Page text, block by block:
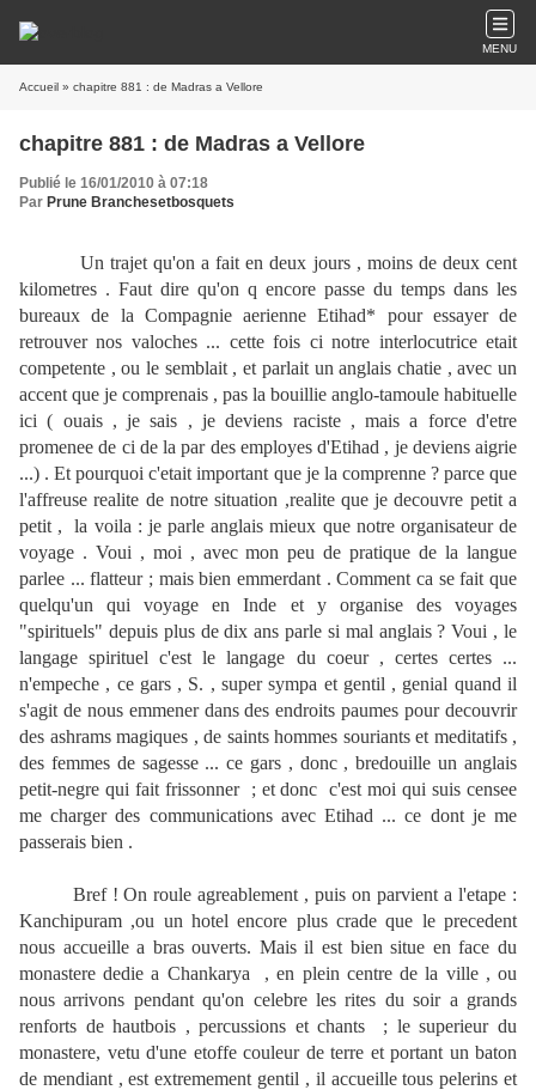
MENU
Accueil » chapitre 881 : de Madras a Vellore
chapitre 881 : de Madras a Vellore
Publié le 16/01/2010 à 07:18
Par Prune Branchesetbosquets
Un trajet qu'on a fait en deux jours , moins de deux cent
kilometres . Faut dire qu'on q encore passe du temps dans les
bureaux de la Compagnie aerienne Etihad* pour essayer de
retrouver nos valoches ... cette fois ci notre interlocutrice etait
competente , ou le semblait , et parlait un anglais chatie , avec un
accent que je comprenais , pas la bouillie anglo-tamoule habituelle
ici ( ouais , je sais , je deviens raciste , mais a force d'etre
promenee de ci de la par des employes d'Etihad , je deviens aigrie
...) . Et pourquoi c'etait important que je la comprenne ? parce que
l'affreuse realite de notre situation ,realite que je decouvre petit a
petit , la voila : je parle anglais mieux que notre organisateur de
voyage . Voui , moi , avec mon peu de pratique de la langue
parlee ... flatteur ; mais bien emmerdant . Comment ca se fait que
quelqu'un qui voyage en Inde et y organise des voyages
"spirituels" depuis plus de dix ans parle si mal anglais ? Voui , le
langage spirituel c'est le langage du coeur , certes certes ...
n'empeche , ce gars , S. , super sympa et gentil , genial quand il
s'agit de nous emmener dans des endroits paumes pour decouvrir
des ashrams magiques , de saints hommes souriants et meditatifs ,
des femmes de sagesse ... ce gars , donc , bredouille un anglais
petit-negre qui fait frissonner ; et donc c'est moi qui suis censee
me charger des communications avec Etihad ... ce dont je me
passerais bien .
Bref ! On roule agreablement , puis on parvient a l'etape :
Kanchipuram ,ou un hotel encore plus crade que le precedent
nous accueille a bras ouverts. Mais il est bien situe en face du
monastere dedie a Chankarya , en plein centre de la ville , ou
nous arrivons pendant qu'on celebre les rites du soir a grands
renforts de hautbois , percussions et chants ; le superieur du
monastere, vetu d'une etoffe couleur de terre et portant un baton
de mendiant , est extremement gentil , il accueille tous pelerins et